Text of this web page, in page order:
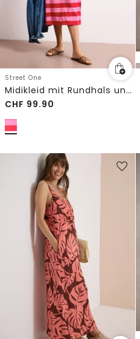
Street One
Midikleid mit Rundhals und Streifen
CHF 99.90